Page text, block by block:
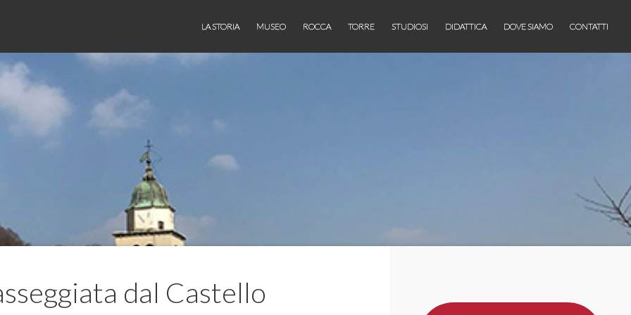
LA STORIA MUSEO ROCCA TORRE STUDIOSI DIDATTICA DOVE SIAMO CONTATTI
dal Castello